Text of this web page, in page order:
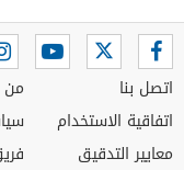
اتصل بنا
اتفاقية الاستخدام
معايير التدقيق
من